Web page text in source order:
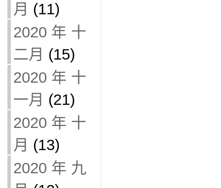
月 (11)
2020 年 十
二月 (15)
2020 年 十
一月 (21)
2020 年 十
月 (13)
2020 年 九